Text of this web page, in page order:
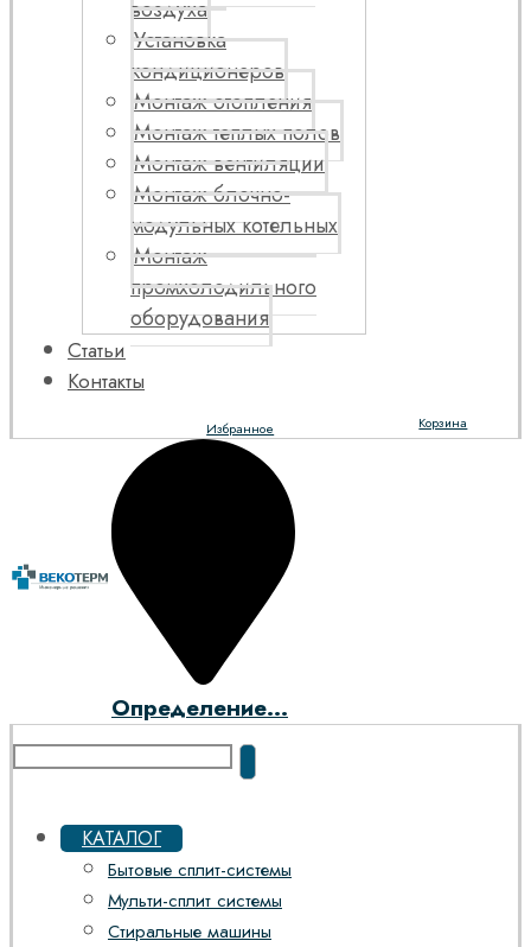
воздуха
Установка
кондиционеров
Монтаж отопления
Монтаж теплых полов
Монтаж вентиляции
Монтаж блочно-
модульных котельных
Монтаж
промхолодильного
оборудования
Статьи
Контакты
Корзина
Избранное
Определение...
КАТАЛОГ
Бытовые сплит-системы
Мульти-сплит системы
Стиральные машины